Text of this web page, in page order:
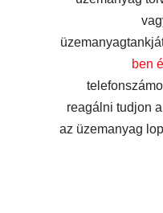
ben
reagálni tudjon
az üzemanyag